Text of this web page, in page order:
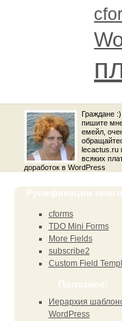
Граждане
пишите
емейл,
lecactus.ru
всяких
доработок в WordPress
Русификации
cforms
TDO Mini Forms
More Fields
subscribe2
Custom Field
Полезное:
Иерархия
WordPress